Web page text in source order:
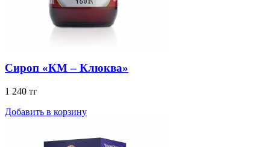
Сироп «КМ – Клюква»
1 240 тг
Добавить в корзину